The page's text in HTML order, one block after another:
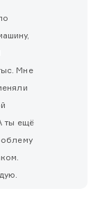
Мне
ты ещё